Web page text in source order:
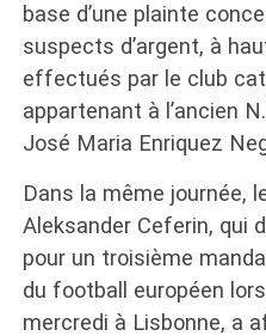
base d’une plainte
suspects d’argent, à
effectués par le club
appartenant à l’ancien
José Maria Enriquez
Dans la même journée,
Aleksander Ceferin, qui
pour un troisième
du football européen
mercredi à Lisbonne, a